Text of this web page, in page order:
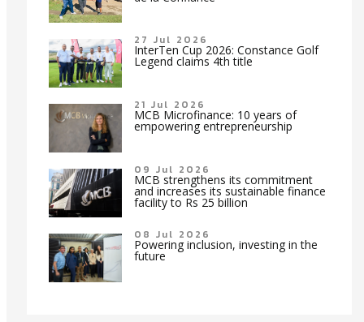
27 Jul 2026
InterTen Cup 2026: Constance Golf
Legend claims 4th title
21 Jul 2026
MCB Microfinance: 10 years of
empowering entrepreneurship
09 Jul 2026
MCB strengthens its commitment
and increases its sustainable finance
facility to Rs 25 billion
08 Jul 2026
Powering inclusion, investing in the
future